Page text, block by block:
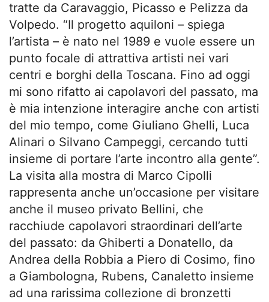
tratte da Caravaggio, Picasso e Pelizza da
Volpedo. “Il progetto aquiloni – spiega
l’artista – è nato nel 1989 e vuole essere un
punto focale di attrattiva artisti nei vari
centri e borghi della Toscana. Fino ad oggi
mi sono rifatto ai capolavori del passato, ma
è mia intenzione interagire anche con artisti
del mio tempo, come Giuliano Ghelli, Luca
Alinari o Silvano Campeggi, cercando tutti
insieme di portare l’arte incontro alla gente”.
La visita alla mostra di Marco Cipolli
rappresenta anche un’occasione per visitare
anche il museo privato Bellini, che
racchiude capolavori straordinari dell’arte
del passato: da Ghiberti a Donatello, da
Andrea della Robbia a Piero di Cosimo, fino
a Giambologna, Rubens, Canaletto insieme
ad una rarissima collezione di bronzetti